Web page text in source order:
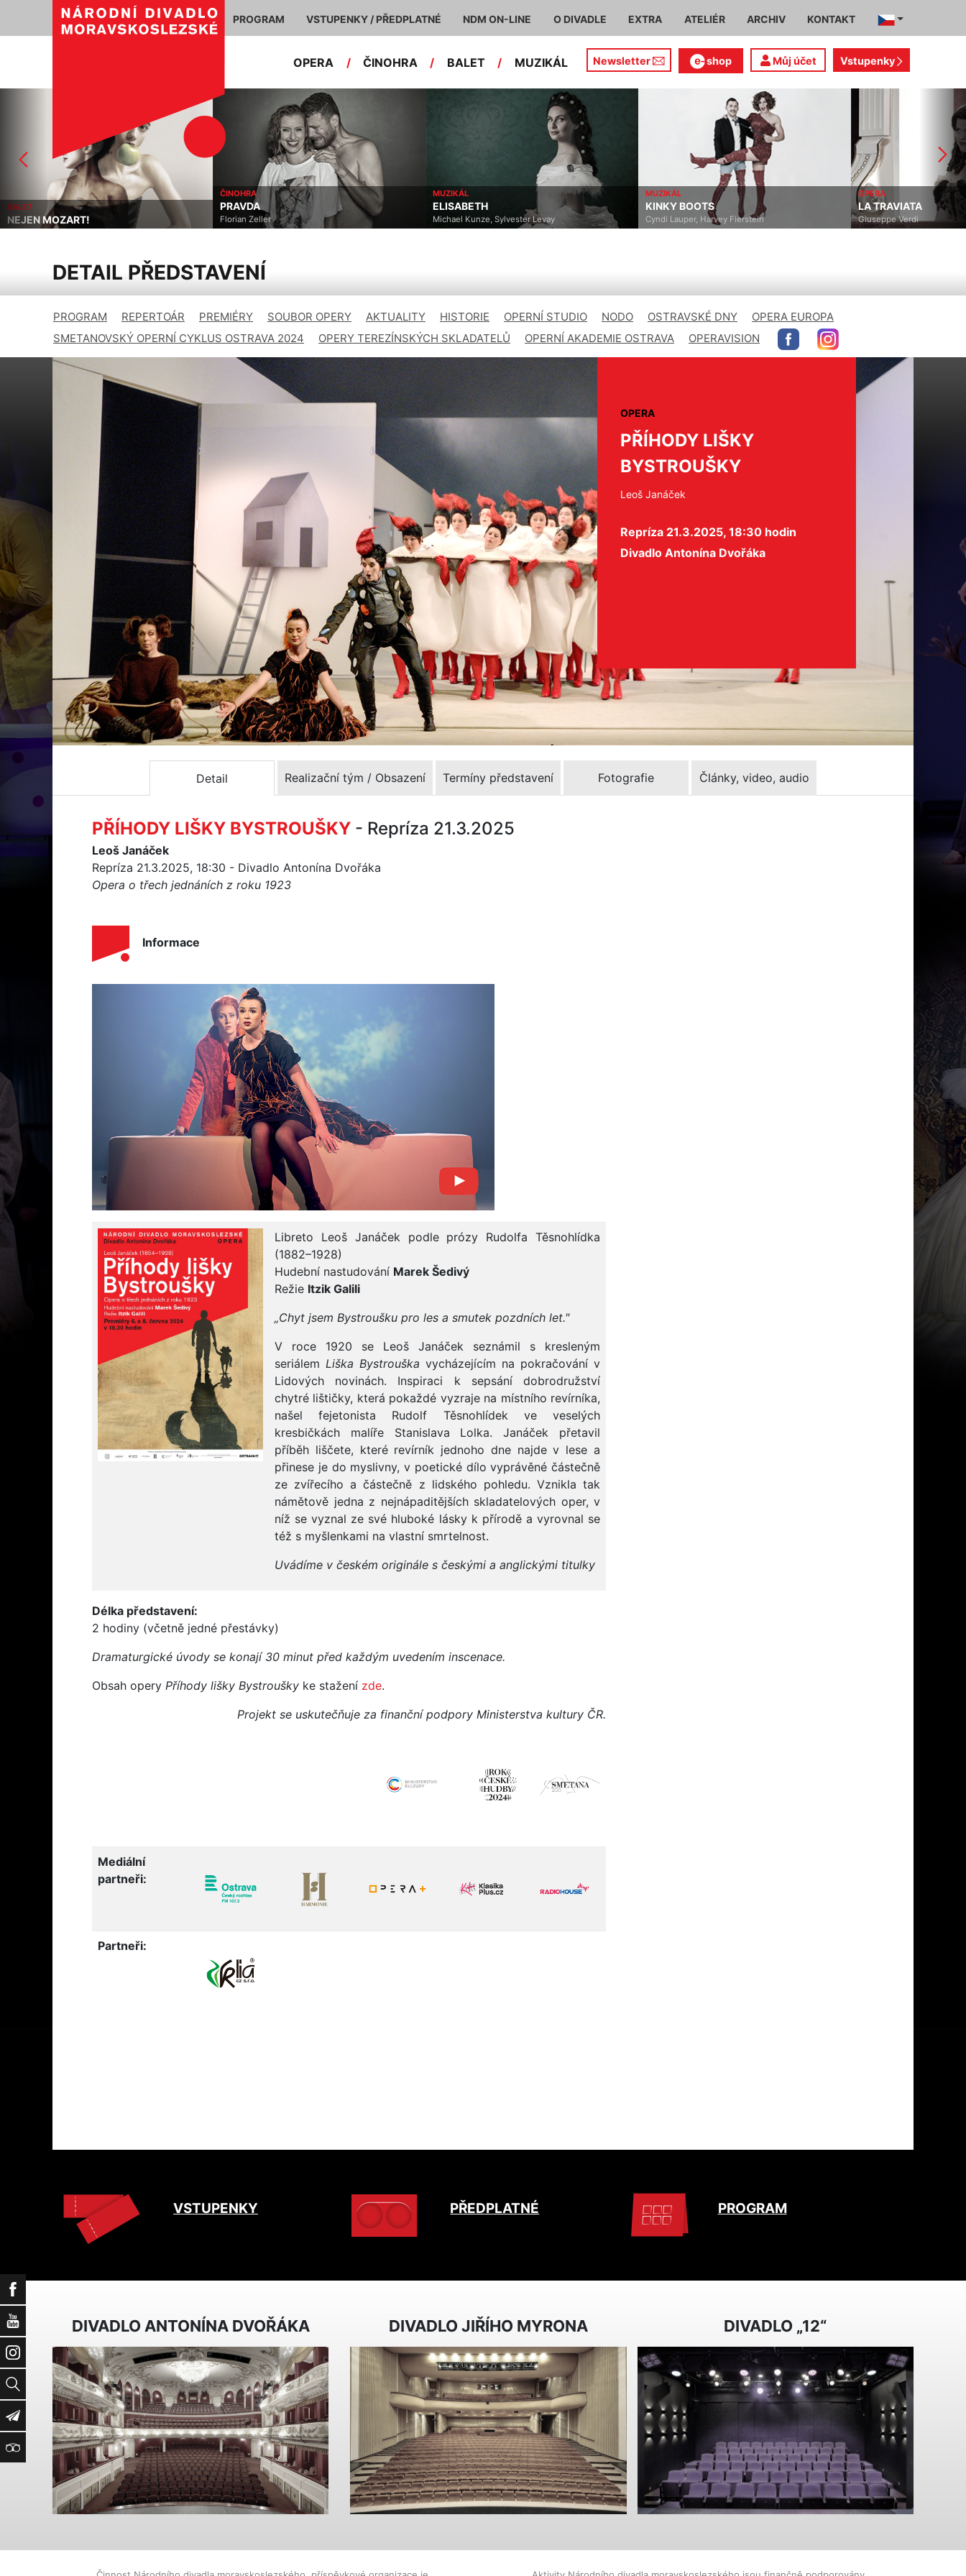
Facebook
YouTube
Instagram
Vyhledat
Newsletter
TripAdvisor
PROGRAM VSTUPENKY / PŘEDPLATNÉ NDM ON-LINE O DIVADLE EXTRA ATELIÉR ARCHIV KONTAKT
OPERA / ČINOHRA / BALET / MUZIKÁL Newsletter shop Můj účet Vstupenky
BALET
NEJEN MOZART!
ČINOHRA
PRAVDA
Florian Zeller
MUZIKÁL
ELISABETH
Michael Kunze, Sylvester Levay
MUZIKÁL
KINKY BOOTS
Cyndi Lauper, Harvey Fierstein
OPERA
LA TRAVIATA
Giuseppe Verdi
DETAIL PŘEDSTAVENÍ
PROGRAM REPERTOÁR PREMIÉRY SOUBOR OPERY AKTUALITY HISTORIE OPERNÍ STUDIO NODO OSTRAVSKÉ DNY
OPERA EUROPA
SMETANOVSKÝ OPERNÍ CYKLUS OSTRAVA 2024
OPERY TEREZÍNSKÝCH SKLADATELŮ OPERNÍ AKADEMIE OSTRAVA OPERAVISION
OPERA
PŘÍHODY LIŠKY
BYSTROUŠKY
Leoš Janáček
Repríza 21.3.2025, 18:30 hodin
Divadlo Antonína Dvořáka
Detail Realizační tým / Obsazení Termíny představení Fotografie Články, video, audio
PŘÍHODY LIŠKY BYSTROUŠKY - Repríza 21.3.2025
Leoš Janáček
Repríza 21.3.2025, 18:30 - Divadlo Antonína Dvořáka
Opera o třech jednáních z roku 1923
Informace
Libreto Leoš Janáček podle prózy Rudolfa Těsnohlídka
(1882–1928)
Hudební nastudování Marek Šedivý
Režie Itzik Galili
„Chyt jsem Bystroušku pro les a smutek pozdních let."
V roce 1920 se Leoš Janáček seznámil s kresleným
seriálem Liška Bystrouška vycházejícím na pokračování v
Lidových novinách. Inspiraci k sepsání dobrodružství
chytré lištičky, která pokaždé vyzraje na místního revírníka,
našel fejetonista Rudolf Těsnohlídek ve veselých
kresbičkách malíře Stanislava Lolka. Janáček přetavil
příběh liščete, které revírník jednoho dne najde v lese a
přinese je do myslivny, v poetické dílo vyprávěné částečně
ze zvířecího a částečně z lidského pohledu. Vznikla tak
námětově jedna z nejnápaditějších skladatelových oper, v
níž se vyznal ze své hluboké lásky k přírodě a vyrovnal se
též s myšlenkami na vlastní smrtelnost.
Uvádíme v českém originále s českými a anglickými titulky
Délka představení:
2 hodiny (včetně jedné přestávky)
Dramaturgické úvody se konají 30 minut před každým uvedením inscenace.
Obsah opery Příhody lišky Bystroušky ke stažení zde.
Projekt se uskutečňuje za finanční podpory Ministerstva kultury ČR.
Mediální
partneři:
Partneři:
VSTUPENKY PŘEDPLATNÉ PROGRAM
DIVADLO ANTONÍNA DVOŘÁKA DIVADLO JIŘÍHO MYRONA DIVADLO „12“